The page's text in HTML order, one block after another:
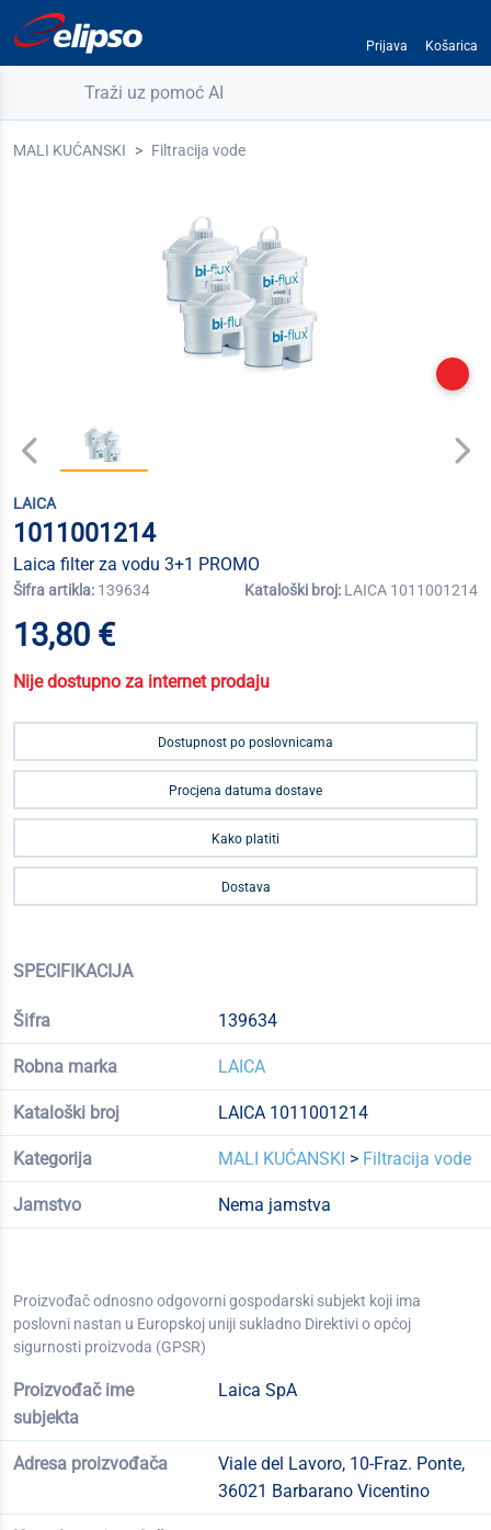
Prijava Košarica
Traži uz pomoć AI
MALI KUĆANSKI Filtracija vode
LAICA
1011001214
Laica filter za vodu 3+1 PROMO
Šifra artikla: 139634 Kataloški broj: LAICA 1011001214
13,80 €
Nije dostupno za internet prodaju
Dostupnost po poslovnicama
Procjena datuma dostave
Kako platiti
Dostava
SPECIFIKACIJA
Šifra 139634
Robna marka LAICA
Kataloški broj LAICA 1011001214
Kategorija MALI KUĆANSKI > Filtracija vode
Jamstvo Nema jamstva
Proizvođač odnosno odgovorni gospodarski subjekt koji ima
poslovni nastan u Europskoj uniji sukladno Direktivi o općoj
sigurnosti proizvoda (GPSR)
Proizvođač ime
subjekta
Laica SpA
Adresa proizvođača
Viale del Lavoro, 10-Fraz. Ponte,
36021 Barbarano Vicentino